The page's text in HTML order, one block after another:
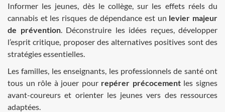
Informer les jeunes, dès le collège, sur les effets réels du
cannabis et les risques de dépendance est un levier majeur
de prévention. Déconstruire les idées reçues, développer
l’esprit critique, proposer des alternatives positives sont des
stratégies essentielles.
Les familles, les enseignants, les professionnels de santé ont
tous un rôle à jouer pour repérer précocementles signes
avant-coureurs et orienter les jeunes vers des ressources
adaptées.